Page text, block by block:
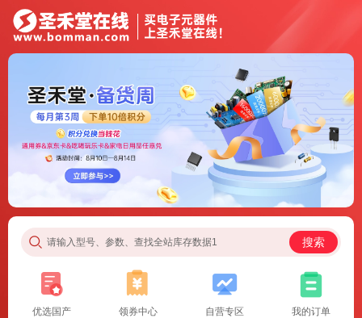
请输入型号、参数、查找全站库存数据1 搜索
优选国产 领券中心 自营专区 我的订单